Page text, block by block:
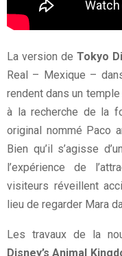
La version deTokyo
Real – Mexique –
rendent dans un
à la recherche de la
original nommé Paco
Bien qu’il s’agisse
l’expérience de
visiteurs réveillent
lieu de regarder Mara
Les travaux de la
Disney’s Animal